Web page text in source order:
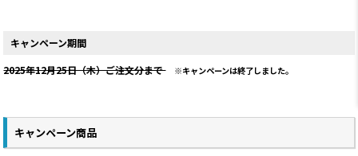
キャンペーン期間
2025年12月25日（木）ご注文分まで
キャンペーンは終了しました。
キャンペーン商品